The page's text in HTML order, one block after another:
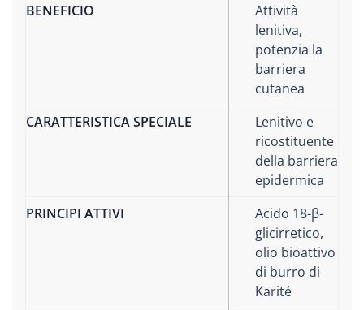
BENEFICIO
Attività
lenitiva,
potenzia la
barriera
cutanea
CARATTERISTICA SPECIALE
Lenitivo e
ricostituente
della barriera
epidermica
PRINCIPI ATTIVI
Acido 18-β-
glicirretico,
olio bioattivo
di burro di
Karité